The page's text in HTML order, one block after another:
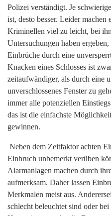
Polizei verständigt. Je
ist, desto besser. Leider machen
Kriminellen viel zu leicht, bei
Untersuchungen haben
Einbrüche durch eine
Knacken eines Schlosses ist
zeitaufwändiger, als durch eine
unverschlossenes Fenster zu
immer alle potenziellen
das ist die einfachste
gewinnen.
Neben dem Zeitfaktor achten
Einbruch unbemerkt verüben
Alarmanlagen machen durch
aufmerksam. Daher lassen
Merkmalen meist aus.
schlecht beleuchtet sind oder